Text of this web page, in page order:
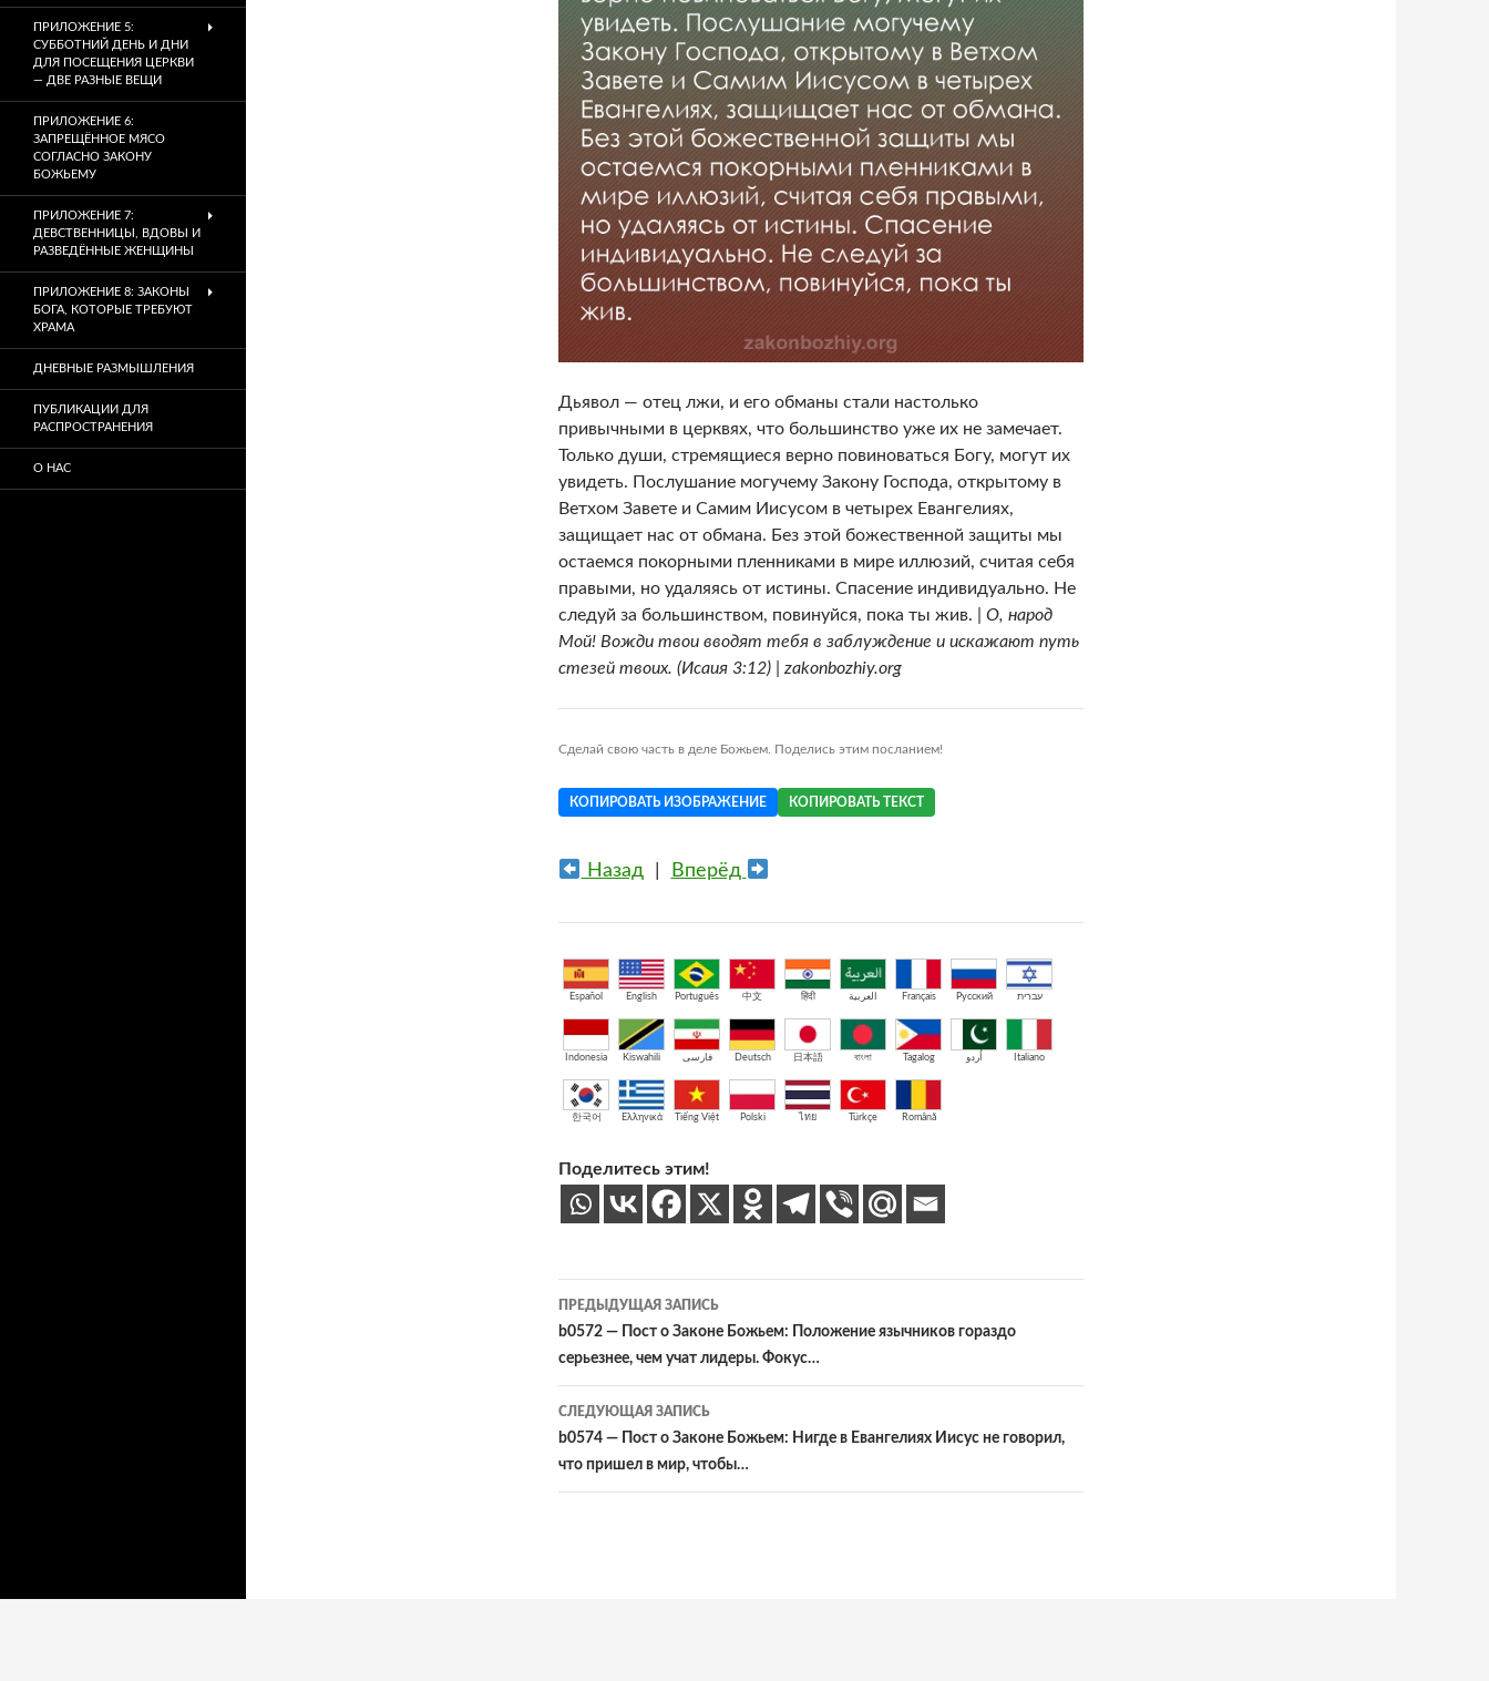
Дьявол — отец лжи, и его обманы стали настолько
привычными в церквях, что большинство уже их не замечает.
Только души, стремящиеся верно повиноваться Богу, могут их
увидеть. Послушание могучему Закону Господа, открытому в
Ветхом Завете и Самим Иисусом в четырех Евангелиях,
защищает нас от обмана. Без этой божественной защиты мы
остаемся покорными пленниками в мире иллюзий, считая себя
правыми, но удаляясь от истины. Спасение индивидуально. Не
следуй за большинством, повинуйся, пока ты жив. | О, народ
Мой! Вожди твои вводят тебя в заблуждение и искажают путь
стезей твоих. (Исаия 3:12) | zakonbozhiy.org
Сделай свою часть в деле Божьем. Поделись этим посланием!
КОПИРОВАТЬ ИЗОБРАЖЕНИЕ КОПИРОВАТЬ ТЕКСТ
Назад| Вперёд
Español English Português 中文 हिंदी العربية Français Русский עברית
Indonesia Kiswahili فارسی Deutsch 日本語 বাংলা Tagalog اُردو Italiano
한국어 Ελληνικά Tiếng Việt Polski ไทย Türkçe Română
Поделитесь этим!
Навигация
по
записям
ПРЕДЫДУЩАЯ ЗАПИСЬ
b0572 — Пост о Законе Божьем: Положение язычников гораздо
серьезнее, чем учат лидеры. Фокус…
СЛЕДУЮЩАЯ ЗАПИСЬ
b0574 — Пост о Законе Божьем: Нигде в Евангелиях Иисус не говорил,
что пришел в мир, чтобы…
ПРИЛОЖЕНИЕ 5:
СУББОТНИЙ ДЕНЬ И ДНИ
ДЛЯ ПОСЕЩЕНИЯ ЦЕРКВИ
— ДВЕ РАЗНЫЕ ВЕЩИ
ПРИЛОЖЕНИЕ 6:
ЗАПРЕЩЁННОЕ МЯСО
СОГЛАСНО ЗАКОНУ
БОЖЬЕМУ
ПРИЛОЖЕНИЕ 7:
ДЕВСТВЕННИЦЫ, ВДОВЫ И
РАЗВЕДЁННЫЕ ЖЕНЩИНЫ
ПРИЛОЖЕНИЕ 8: ЗАКОНЫ
БОГА, КОТОРЫЕ ТРЕБУЮТ
ХРАМА
ДНЕВНЫЕ РАЗМЫШЛЕНИЯ
ПУБЛИКАЦИИ ДЛЯ
РАСПРОСТРАНЕНИЯ
О НАС